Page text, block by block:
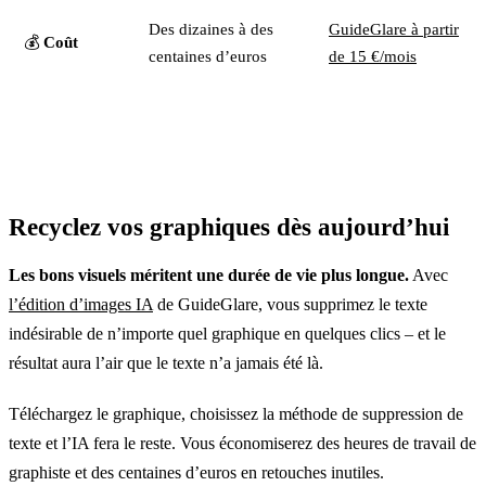
💰 Coût
Des dizaines à des
centaines d’euros
GuideGlare à partir
de 15 €/mois
Recyclez vos graphiques dès aujourd’hui
Les bons visuels méritent une durée de vie plus longue. Avec
l’édition d’images IA de GuideGlare, vous supprimez le texte
indésirable de n’importe quel graphique en quelques clics – et le
résultat aura l’air que le texte n’a jamais été là.
Téléchargez le graphique, choisissez la méthode de suppression de
texte et l’IA fera le reste. Vous économiserez des heures de travail de
graphiste et des centaines d’euros en retouches inutiles.